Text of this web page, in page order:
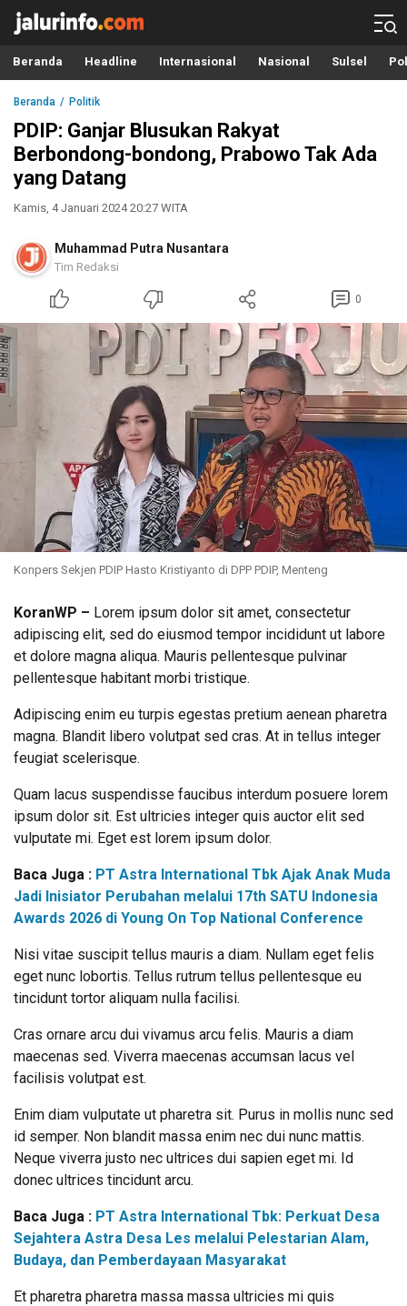
Info Terbaru, Berita Terkini Hari Ini, Jalurinfo.com
Terkini, Akurat dan Terpercaya
Beranda Headline Internasional Nasional Sulsel
Beranda Politik
PDIP: Ganjar Blusukan Rakyat
Berbondong-bondong, Prabowo Tak Ada
yang Datang
Kamis, 4 Januari 2024 20:27 WITA
Muhammad Putra Nusantara
Tim Redaksi
0
Konpers Sekjen PDIP Hasto Kristiyanto di DPP PDIP, Menteng
KoranWP – Lorem ipsum dolor sit amet, consectetur
adipiscing elit, sed do eiusmod tempor incididunt ut labore
et dolore magna aliqua. Mauris pellentesque pulvinar
pellentesque habitant morbi tristique.
Adipiscing enim eu turpis egestas pretium aenean pharetra
magna. Blandit libero volutpat sed cras. At in tellus integer
feugiat scelerisque.
Quam lacus suspendisse faucibus interdum posuere lorem
ipsum dolor sit. Est ultricies integer quis auctor elit sed
vulputate mi. Eget est lorem ipsum dolor.
Baca Juga : PT Astra International Tbk Ajak Anak Muda
Jadi Inisiator Perubahan melalui 17th SATU Indonesia
Awards 2026 di Young On Top National Conference
Nisi vitae suscipit tellus mauris a diam. Nullam eget felis
eget nunc lobortis. Tellus rutrum tellus pellentesque eu
tincidunt tortor aliquam nulla facilisi.
Cras ornare arcu dui vivamus arcu felis. Mauris a diam
maecenas sed. Viverra maecenas accumsan lacus vel
facilisis volutpat est.
Enim diam vulputate ut pharetra sit. Purus in mollis nunc sed
id semper. Non blandit massa enim nec dui nunc mattis.
Neque viverra justo nec ultrices dui sapien eget mi. Id
donec ultrices tincidunt arcu.
Baca Juga : PT Astra International Tbk: Perkuat Desa
Sejahtera Astra Desa Les melalui Pelestarian Alam,
Budaya, dan Pemberdayaan Masyarakat
Et pharetra pharetra massa massa ultricies mi quis